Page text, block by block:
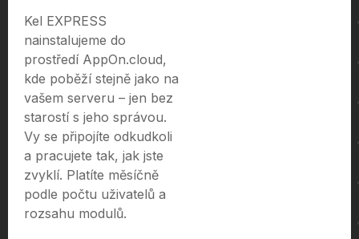
Kel EXPRESS
nainstalujeme do
prostředí AppOn.cloud,
kde poběží stejně jako na
vašem serveru – jen bez
starostí s jeho správou.
Vy se připojíte odkudkoli
a pracujete tak, jak jste
zvyklí. Platíte měsíčně
podle počtu uživatelů a
rozsahu modulů.